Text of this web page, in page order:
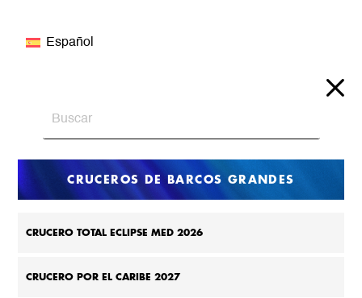
Español
CRUCEROS DE BARCOS GRANDES
CRUCERO TOTAL ECLIPSE MED 2026
CRUCERO POR EL CARIBE 2027